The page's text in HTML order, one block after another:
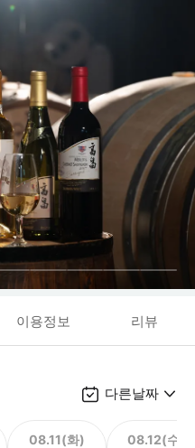
이용정보 리뷰
다른날짜
08.11(화) 08.12(수)